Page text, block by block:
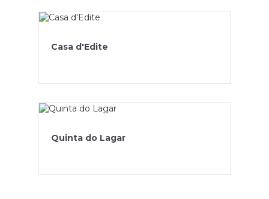
Casa d'Edite
Quinta do Lagar